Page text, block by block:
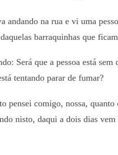
andando na rua e vi uma
barraquinhas que
Será que a pessoa está
tentando parar de fumar?
pensei comigo, nossa,
nisto, daqui a dois dias